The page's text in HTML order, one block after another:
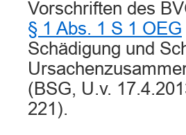
Vorschriften des
§ 1 Abs. 1 S 1 OEG
Schädigung und
(BSG, U.v.
221).